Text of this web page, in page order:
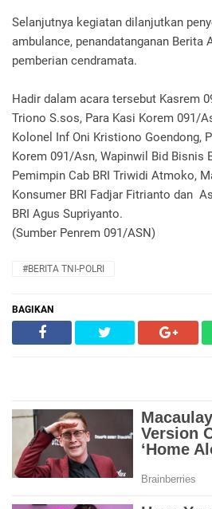
Selanjutnya kegiatan dilanjutkan
ambulance, penandatanganan Berita
pemberian cendramata.
Hadir dalam acara tersebut Kasrem
Triono S.sos, Para Kasi Korem 091/
Kolonel Inf Oni Kristiono Goendong,
Korem 091/Asn, Wapinwil Bid Bisnis
Pemimpin Cab BRI Triwidi Atmoko,
Konsumer BRI Fadjar Fitrianto dan
BRI Agus Supriyanto.
(Sumber Penrem 091/ASN)
#BERITA TNI-POLRI
BAGIKAN